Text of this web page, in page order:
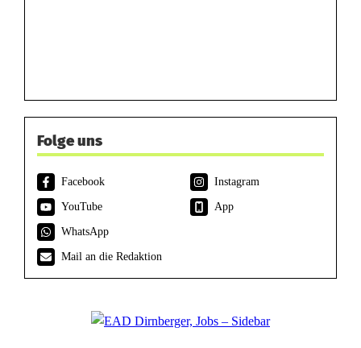
Folge uns
Facebook
Instagram
YouTube
App
WhatsApp
Mail an die Redaktion